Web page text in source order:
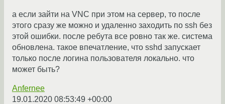
а если зайти на VNC при этом на сервер, то после
этого сразу же можно и удаленно заходить по ssh без
этой ошибки. после ребута все ровно так же. система
обновлена. такое впечатление, что sshd запускает
только после логина пользователя локально. что
может быть?
Anfernee
19.01.2020 08:53:49 +00:00